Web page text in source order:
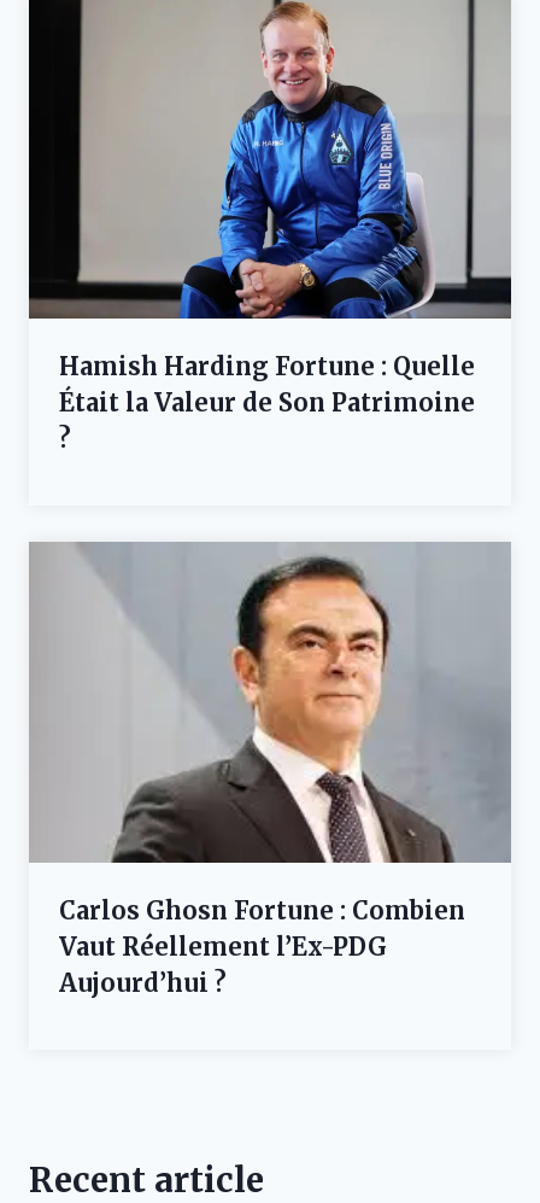
Hamish Harding Fortune : Quelle
Était la Valeur de Son Patrimoine
?
Carlos Ghosn Fortune : Combien
Vaut Réellement l’Ex-PDG
Aujourd’hui ?
Recent article